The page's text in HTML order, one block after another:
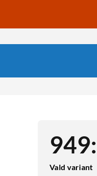
949:
Vald variant